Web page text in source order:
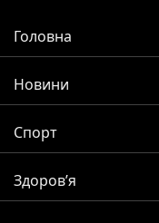
Головна
Новини
Спорт
Здоров’я